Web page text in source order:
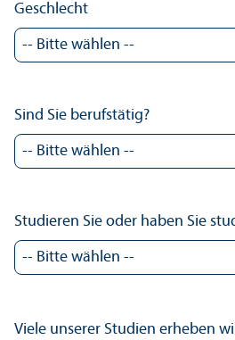
Geschlecht
Sind Sie berufstätig?
Studieren Sie oder haben Sie
Viele unserer Studien erheben